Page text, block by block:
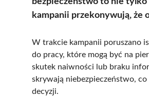
kampanii przekonywują, że
W trakcie kampanii poruszano
do pracy, które mogą być na
skutek naiwności lub braku
skrywają niebezpieczeństwo,
decyzji.